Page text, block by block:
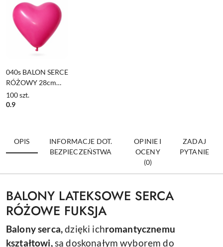
040s BALON SERCE
RÓŻOWY 28cm
SERDUSZKO
FUKSJA 1szt.
100szt.
0.9
OPIS
INFORMACJE DOT.
BEZPIECZEŃSTWA
OPINIE I
OCENY
(0)
ZADAJ
PYTANIE
BALONY LATEKSOWE SERCA
RÓŻOWE FUKSJA
Balony serca,dzięki ichromantycznemu
kształtowi,sądoskonałym wyborem do